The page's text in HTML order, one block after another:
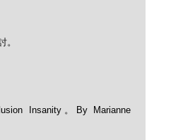
。
Insanity。By Marianne